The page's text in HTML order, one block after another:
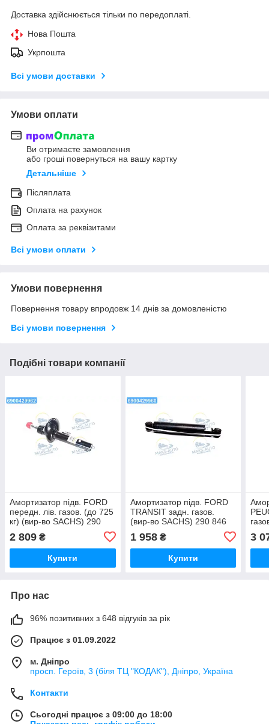
Доставка здійснюється тільки по передоплаті.
Нова Пошта
Укрпошта
Всі умови доставки
Умови оплати
Ви отримаєте замовлення
або гроші повернуться на вашу картку
Детальніше
Післяплата
Оплата на рахунок
Оплата за реквізитами
Всі умови оплати
Умови повернення
Повернення товару впродовж 14 днів за домовленістю
Всі умови повернення
Подібні товари компанії
Амортизатор підв. FORD
передн. лів. газов. (до 725
кг) (вир-во SACHS) 290
2 809 ₴
Купити
Амортизатор підв. FORD
TRANSIT задн. газов.
(вир-во SACHS) 290 846
1 958₴
Купити
3
Про нас
96% позитивних з 648 відгуків за рік
Працює з 01.09.2022
м. Дніпро
просп. Героїв, 3 (біля ТЦ "КОДАК"), Дніпро, Україна
Контакти
Сьогодні працює з 09:00 до 18:00